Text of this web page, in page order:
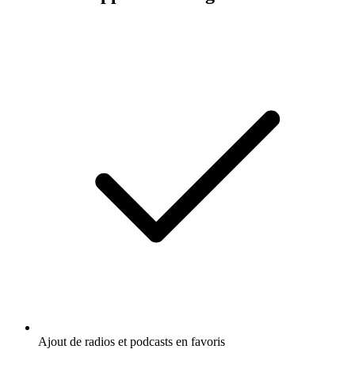
Ajout de radios et podcasts en favoris